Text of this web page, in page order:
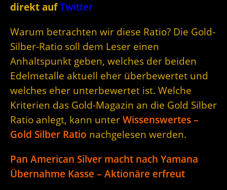
direkt aufTwitter
Warum betrachten wir diese Ratio? Die Gold-
Silber-Ratio soll dem Leser einen
Anhaltspunkt geben, welches der beiden
Edelmetalle aktuell eher überbewertet und
welches eher unterbewertet ist. Welche
Kriterien das Gold-Magazin an die Gold Silber
Ratio anlegt, kann unter Wissenswertes –
Gold Silber Ratio nachgelesen werden.
Pan American Silver macht nach Yamana
Übernahme Kasse – Aktionäre erfreut